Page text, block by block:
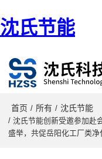
沈氏节能
首页 / 所有 / 沈氏节能
/ 沈氏节能创新受邀参加赴
盛举，共促岳阳化工厂类